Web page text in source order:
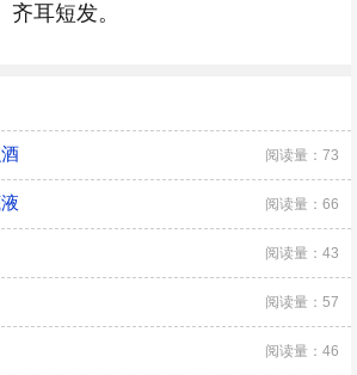
耳短发。
阅读量：73
阅读量：66
阅读量：43
阅读量：57
阅读量：46